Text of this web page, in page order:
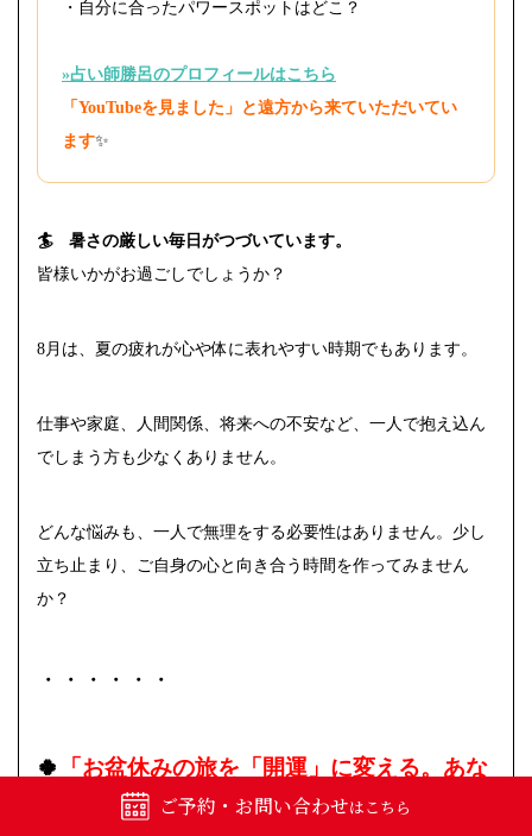
・自分に合ったパワースポットはどこ？
»占い師勝呂のプロフィールはこちら
「YouTubeを見ました」と遠方から来ていただいてい
ます✨
🏄 暑さの厳しい毎日がつづいています。
皆様いかがお過ごしでしょうか？
8月は、夏の疲れが心や体に表れやすい時期でもあります。
仕事や家庭、人間関係、将来への不安など、一人で抱え込ん
でしまう方も少なくありません。
どんな悩みも、一人で無理をする必要性はありません。少し
立ち止まり、ご自身の心と向き合う時間を作ってみません
か？
・・・・・・
🍀
「お盆休みの旅を「開運」に変える。あな
たの最適なパワースポットの見つけ方」
ご予約・お問い合わせはこちら